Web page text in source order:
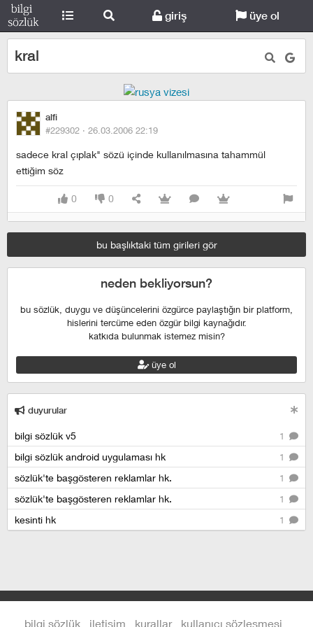
giriş üye ol
kral
alfi
#229302 · 26.03.2006 22:19
sadece kral çıplak" sözü içinde kullanılmasına tahammül
ettiğim söz
0 0
bu başlıktaki tüm girileri gör
neden bekliyorsun?
bu sözlük, duygu ve düşüncelerini özgürce paylaştığın bir platform,
hislerini tercüme eden özgür bilgi kaynağıdır.
katkıda bulunmak istemez misin?
üye ol
duyurular
1
bilgi sözlük v5
1
bilgi sözlük android uygulaması hk
1
sözlük'te başgösteren reklamlar hk.
1
sözlük'te başgösteren reklamlar hk.
1
kesinti hk
bilgi sözlük iletişim kurallar kullanıcı sözleşmesi